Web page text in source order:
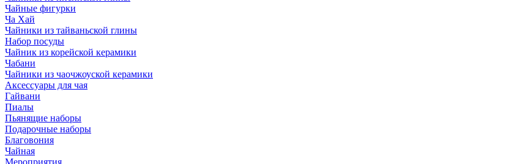
Чайные фигурки
Ча Хай
Чайники из тайваньской глины
Набор посуды
Чайник из корейской керамики
Чабани
Чайники из чаочжоуской керамики
Аксессуары для чая
Гайвани
Пиалы
Пьянящие наборы
Подарочные наборы
Благовония
Чайная
Мероприятия